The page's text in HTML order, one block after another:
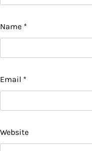
Name *
Email *
Website